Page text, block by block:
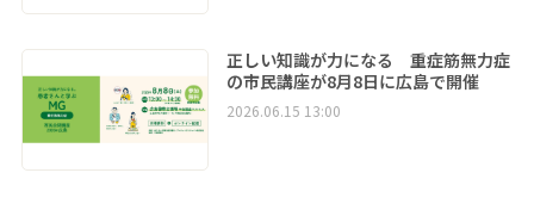
正しい知識が力になる 重症筋無力症
の市民講座が8月8日に広島で開催
2026.06.15 13:00